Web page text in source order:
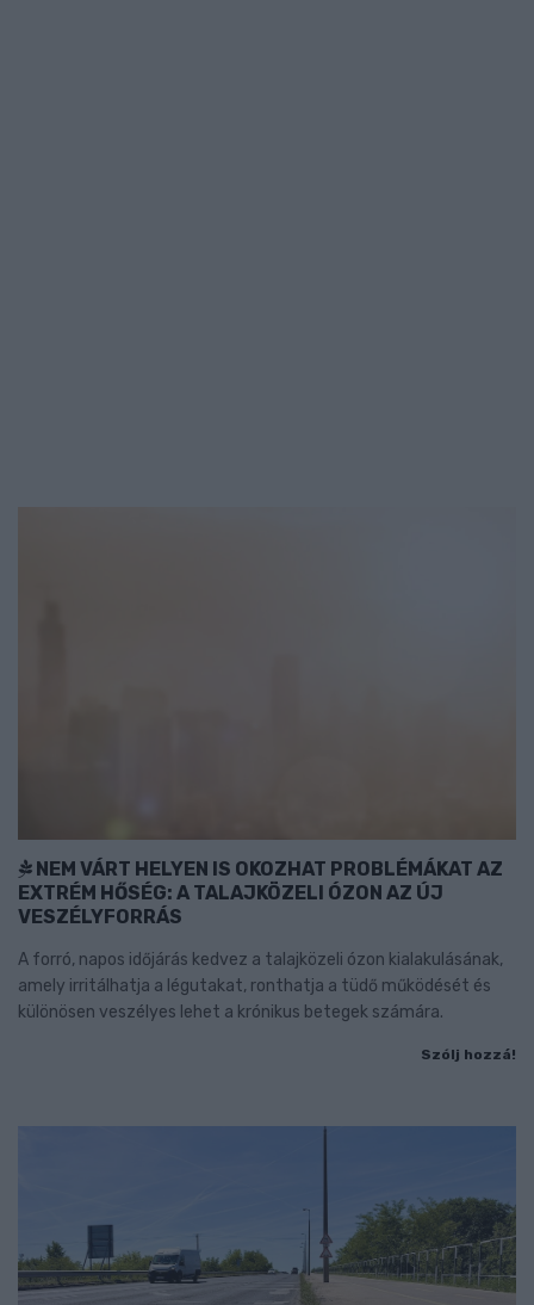
NEM VÁRT HELYEN IS OKOZHAT PROBLÉMÁKAT AZ
EXTRÉM HŐSÉG: A TALAJKÖZELI ÓZON AZ ÚJ
VESZÉLYFORRÁS
A forró, napos időjárás kedvez a talajközeli ózon kialakulásának,
amely irritálhatja a légutakat, ronthatja a tüdő működését és
különösen veszélyes lehet a krónikus betegek számára.
Szólj hozzá!